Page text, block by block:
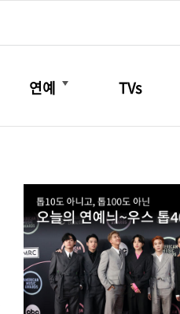
연예
더보기
TVs